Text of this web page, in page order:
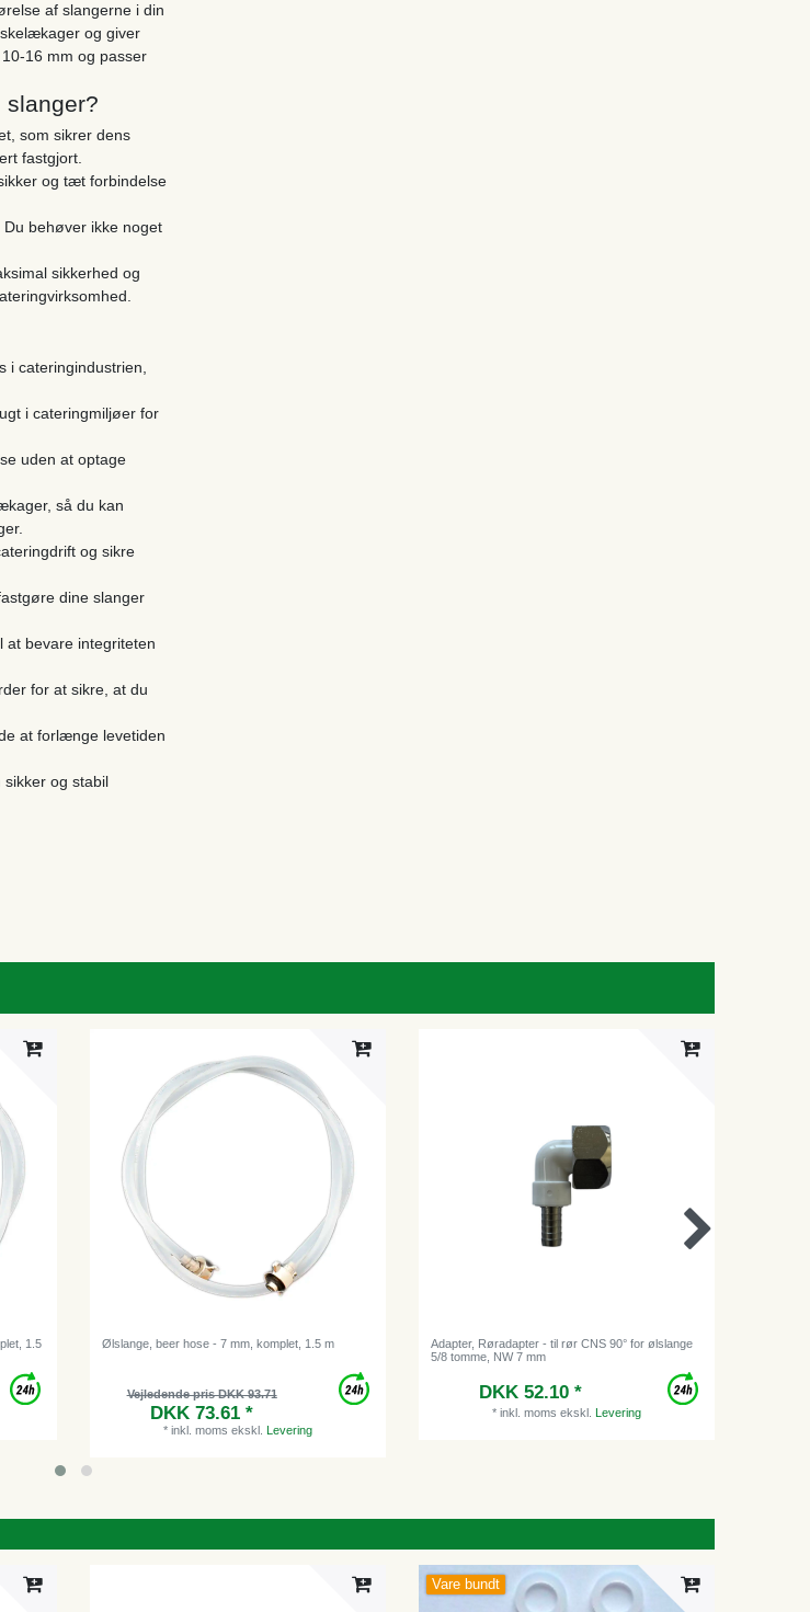
af slangerne i din
og giver
16 mm og passer
som sikrer dens
fastgjort.
og tæt forbindelse
behøver ikke noget
sikkerhed og
i cateringindustrien,
i cateringmiljøer for
uden at optage
så du kan
og sikre
dine slanger
at bevare integriteten
for at sikre, at du
at forlænge levetiden
sikker og stabil
1.5
Ølslange, beer hose - 7 mm, komplet, 1.5 m
Vejledende pris DKK 93.71
DKK 73.61 *
* inkl. moms ekskl. Levering
Adapter, Røradapter - til rør CNS 90° for ølslange
5/8 tomme, NW 7 mm
DKK 52.10 *
* inkl. moms ekskl. Levering
Vare bundt